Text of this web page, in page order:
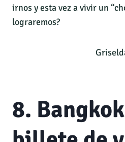
irnos y esta vez a vivir un
lograremos?
8.